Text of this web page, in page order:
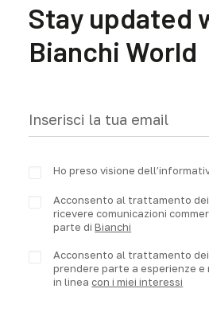
Stay updated
Bianchi World
Ho preso visione
Acconsento al trattamento
ricevere comunicazioni
parte diBianchi
Acconsento al trattamento
prendere parte a esperienze e
in lineacon i miei interessi